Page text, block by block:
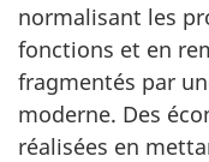
normalisant les
fonctions et en
fragmentés par
moderne. Des
réalisées en